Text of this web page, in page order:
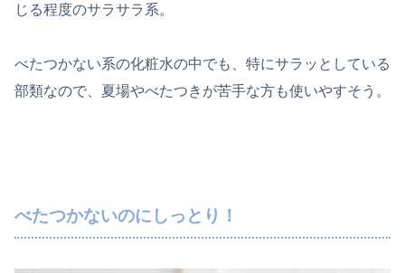
じる程度のサラサラ系。
べたつかない系の化粧水の中でも、特にサラッとしている
部類なので、夏場やべたつきが苦手な方も使いやすそう。
べたつかないのにしっとり！